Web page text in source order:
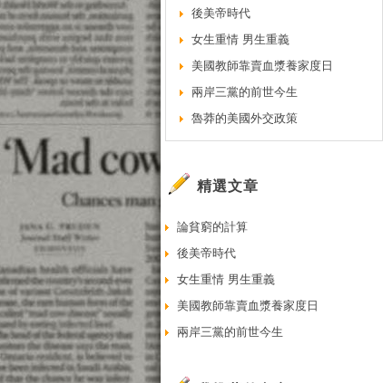
後美帝時代
女生重情 男生重義
美國教師靠賣血漿養家度日
兩岸三黨的前世今生
魯莽的美國外交政策
精選文章
論貧窮的計算
後美帝時代
女生重情 男生重義
美國教師靠賣血漿養家度日
兩岸三黨的前世今生